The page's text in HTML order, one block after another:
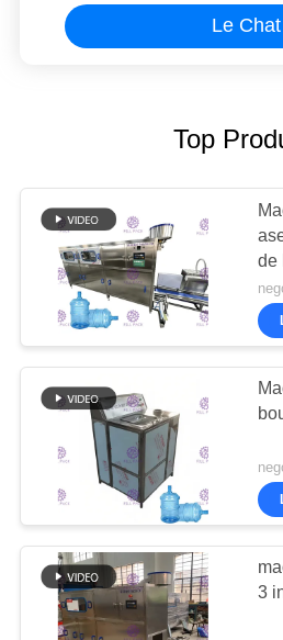
Le Chat
Top
de
3